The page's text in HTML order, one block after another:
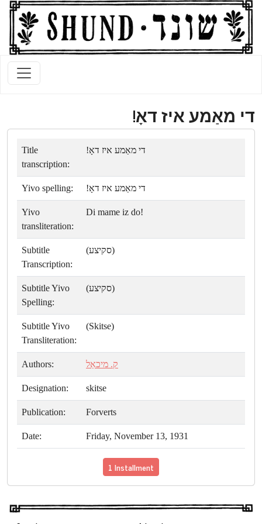
די מאַמע איז דאָ!
Title
transcription:
די מאַמע איז דאָ!
Yivo spelling: די מאַמע איז דאָ!
Yivo
transliteration:
Di mame iz do!
Subtitle
Transcription:
(סקיצע)
Subtitle Yivo
Spelling:
(סקיצע)
Subtitle Yivo
Transliteration:
(Skitse)
Authors: ק. מיכאַל
Designation: skitse
Publication: Forverts
Date: Friday, November 13, 1931
1 Installment